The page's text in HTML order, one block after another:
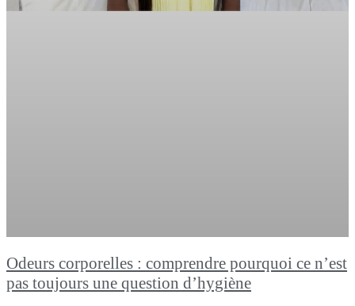
Odeurs corporelles : comprendre pourquoi ce n’est
pas toujours une question d’hygiène